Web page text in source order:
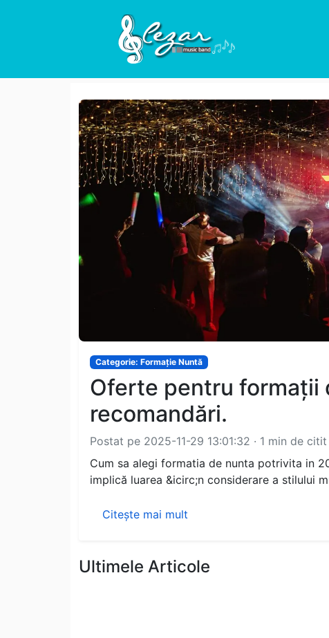
Categorie: Formație Nuntă
Oferte pentru formații
recomandări.
Postat pe 2025-11-29 13:01:32 · 1 min de citit
Cum sa alegi formatia de nunta potrivita in
implică luarea &icirc;n considerare a stilului
Citește mai mult
Ultimele Articole